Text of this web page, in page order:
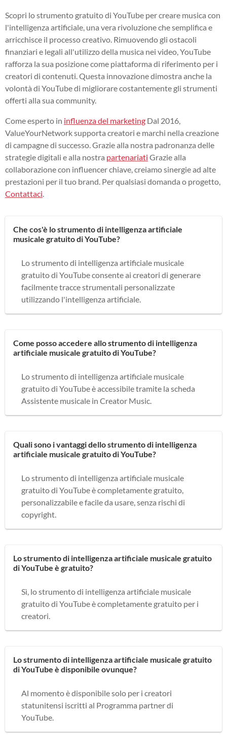
Scopri lo strumento gratuito di YouTube per creare musica con
l'intelligenza artificiale, una vera rivoluzione che semplifica e
arricchisce il processo creativo. Rimuovendo gli ostacoli
finanziari e legali all'utilizzo della musica nei video, YouTube
rafforza la sua posizione come piattaforma di riferimento per i
creatori di contenuti. Questa innovazione dimostra anche la
volontà di YouTube di migliorare costantemente gli strumenti
offerti alla sua community.
Come esperto in influenza del marketing Dal 2016,
ValueYourNetwork supporta creatori e marchi nella creazione
di campagne di successo. Grazie alla nostra padronanza delle
strategie digitali e alla nostra partenariati Grazie alla
collaborazione con influencer chiave, creiamo sinergie ad alte
prestazioni per il tuo brand. Per qualsiasi domanda o progetto,
Contattaci
Che cos'è lo strumento di intelligenza artificiale
musicale gratuito di YouTube?
Lo strumento di intelligenza artificiale musicale
gratuito di YouTube consente ai creatori di generare
facilmente tracce strumentali personalizzate
utilizzando l'intelligenza artificiale.
Come posso accedere allo strumento di intelligenza
artificiale musicale gratuito di YouTube?
Lo strumento di intelligenza artificiale musicale
gratuito di YouTube è accessibile tramite la scheda
Assistente musicale in Creator Music.
Quali sono i vantaggi dello strumento di intelligenza
artificiale musicale gratuito di YouTube?
Lo strumento di intelligenza artificiale musicale
gratuito di YouTube è completamente gratuito,
personalizzabile e facile da usare, senza rischi di
copyright.
Lo strumento di intelligenza artificiale musicale gratuito
di YouTube è gratuito?
Sì, lo strumento di intelligenza artificiale musicale
gratuito di YouTube è completamente gratuito per i
creatori.
Lo strumento di intelligenza artificiale musicale gratuito
di YouTube è disponibile ovunque?
Al momento è disponibile solo per i creatori
statunitensi iscritti al Programma partner di
YouTube.